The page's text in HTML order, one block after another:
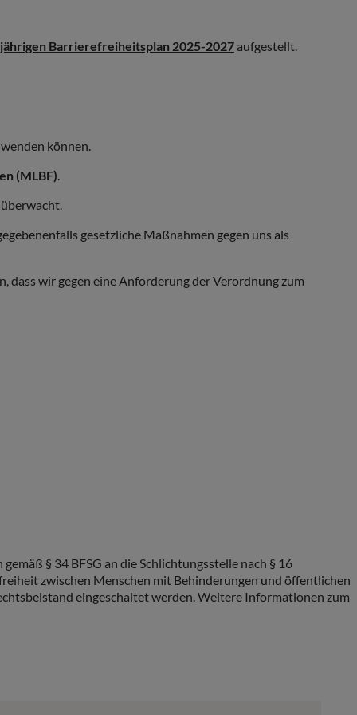
Barrierefreiheitsplan 2025-2027aufgestellt.
können.
(MLBF)
gesetzliche Maßnahmen gegen uns als
dass wir gegen eine Anforderung der Verordnung zum
§ 34 BFSG an die Schlichtungsstelle nach § 16
zwischen Menschen mit Behinderungen und öffentlichen
eingeschaltet werden. Weitere Informationen zum